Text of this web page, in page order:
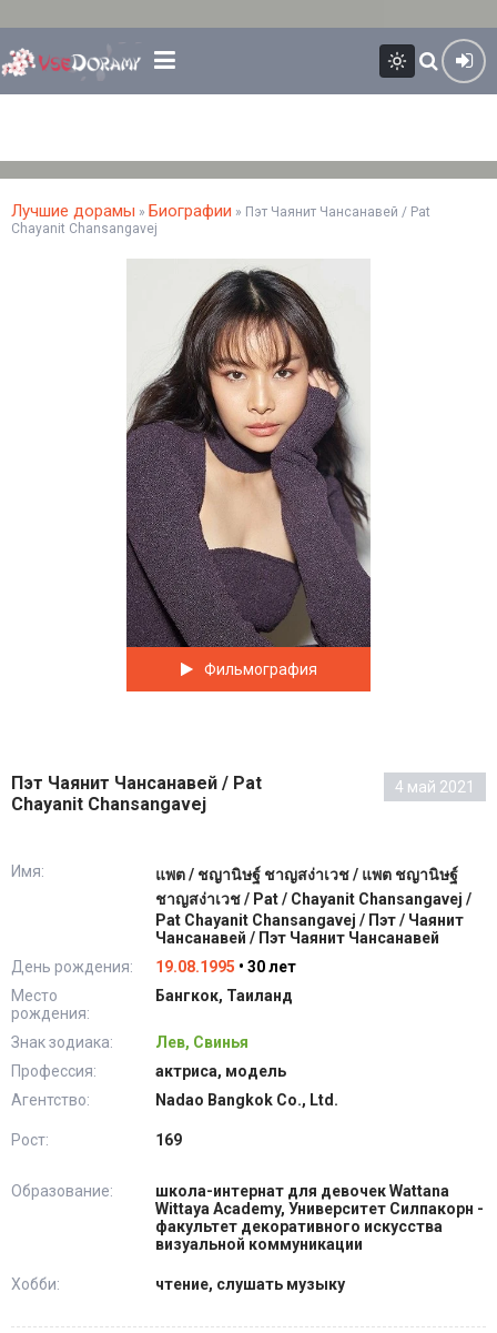
Лучшие дорамы » Биографии » Пэт Чаянит Чансанавей / Pat
Chayanit Chansangavej
Фильмография
Пэт Чаянит Чансанавей / Pat
Chayanit Chansangavej
4 май 2021
Имя:
แพต / ชญานิษฐ์ ชาญสง่าเวช / แพต ชญานิษฐ์
ชาญสง่าเวช / Pat / Chayanit Chansangavej /
Pat Chayanit Chansangavej / Пэт / Чаянит
Чансанавей / Пэт Чаянит Чансанавей
День рождения:
19.08.1995 • 30 лет
Место
рождения:
Бангкок, Таиланд
Знак зодиака:
Лев, Свинья
Профессия:
актриса, модель
Агентство:
Nadao Bangkok Co., Ltd.
Рост: 169
Образование:
школа-интернат для девочек Wattana
Wittaya Academy, Университет Силпакорн -
факультет декоративного искусства
визуальной коммуникации
Хобби: чтение, слушать музыку